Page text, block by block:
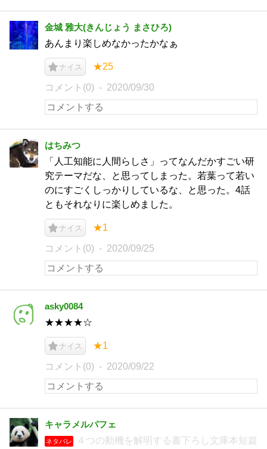
金城 雅大(きんじょう まさひろ)
あんまり楽しめなかったかなぁ
ナイス ★25
コメント(0) 2020/09/30
はちみつ
「人工知能に人間らしさ」ってなんだかすごい研
究テーマだな、と思ってしまった。若葉って若い
のにすごくしっかりしているな、と思った。4話
ともそれなりに楽しめました。
ナイス ★1
コメント(0) 2020/09/25
asky0084
★★★★☆
ナイス ★1
コメント(0) 2020/09/22
キャラメルパフェ
ネタバレ
４つの動機を解明する書下ろし文庫本短篇